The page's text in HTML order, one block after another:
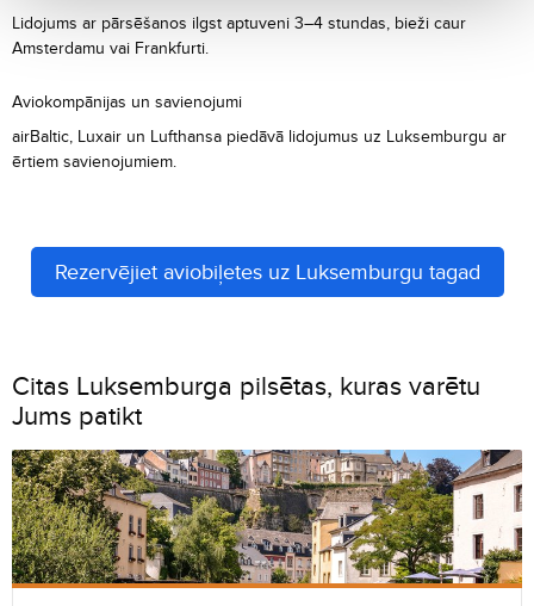
Lidojums ar pārsēšanos ilgst aptuveni 3–4 stundas, bieži caur
Amsterdamu vai Frankfurti.
Aviokompānijas un savienojumi
airBaltic, Luxair un Lufthansa piedāvā lidojumus uz Luksemburgu ar
ērtiem savienojumiem.
Rezervējiet aviobiļetes uz Luksemburgu tagad
Citas Luksemburga pilsētas, kuras varētu
Jums patikt